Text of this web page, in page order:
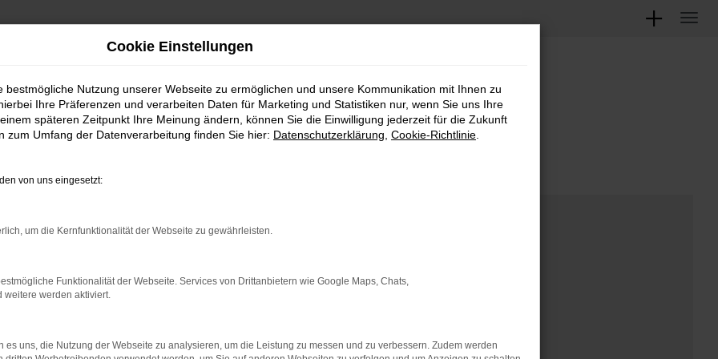
Cookie Einstellungen
bestmögliche Nutzung unserer Webseite zu ermöglichen und unsere Kommunikation mit Ihnen zu
Ihre Präferenzen und verarbeiten Daten für Marketing und Statistiken nur, wenn Sie uns Ihre
späteren Zeitpunkt Ihre Meinung ändern, können Sie die Einwilligung jederzeit für die Zukunft
zum Umfang der Datenverarbeitung finden Sie hier: Datenschutzerklärung Cookie-Richtlinie
von uns eingesetzt:
um die Kernfunktionalität der Webseite zu gewährleisten.
Funktionalität der Webseite. Services von Drittanbietern wie Google Maps, Chats,
weitere werden aktiviert.
es uns, die Nutzung der Webseite zu analysieren, um die Leistung zu messen und zu verbessern. Zudem werden